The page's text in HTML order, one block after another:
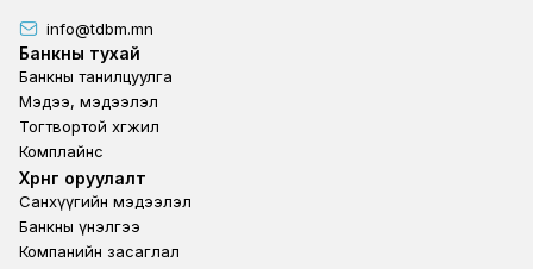
info@tdbm.mn
Footer
Банкны тухай
Банкны танилцуулга
Мэдээ, мэдээлэл
Тогтвортой хөгжил
Комплайнс
Footer third
Хөрөнгө оруулалт
Санхүүгийн мэдээлэл
Банкны үнэлгээ
Компанийн засаглал